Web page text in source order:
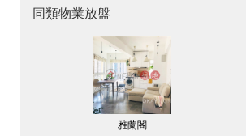
同類物業放盤
雅蘭閣